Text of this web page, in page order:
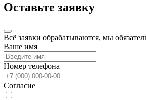
Оставьте заявку
Всё заявки обрабатываются, мы
Ваше имя
Номер телефона
Согласие